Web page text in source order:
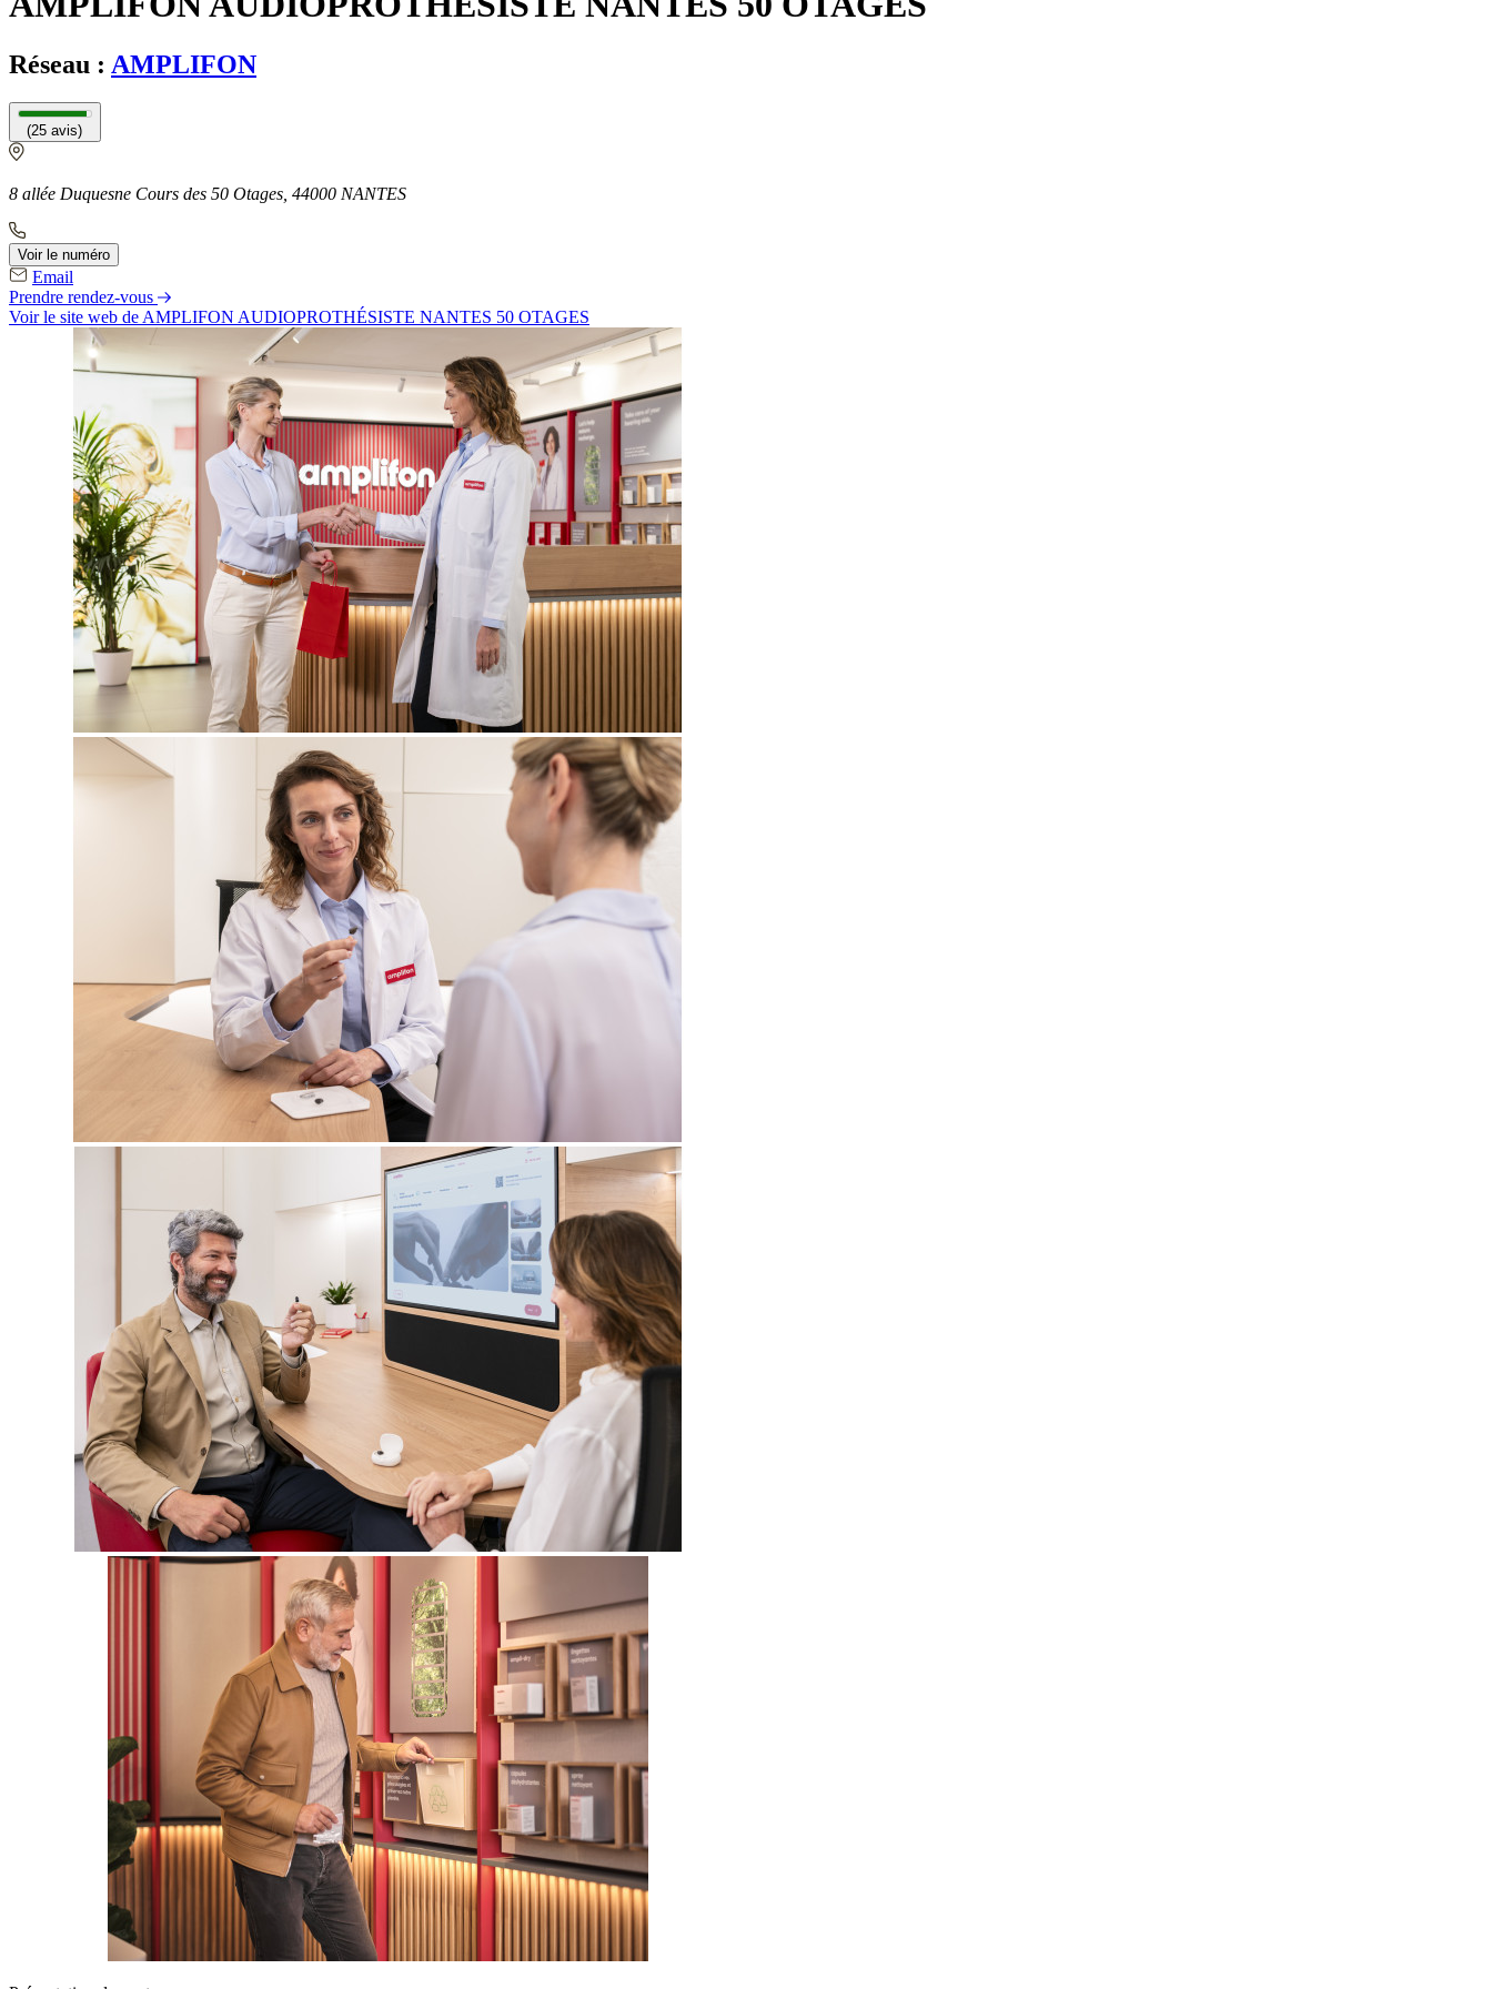
Réseau : AMPLIFON
(25 avis)
8 allée Duquesne Cours des 50 Otages, 44000 NANTES
Voir le numéro
Email
Prendre rendez-vous
Voir le site web de AMPLIFON AUDIOPROTHÉSISTE NANTES 50 OTAGES